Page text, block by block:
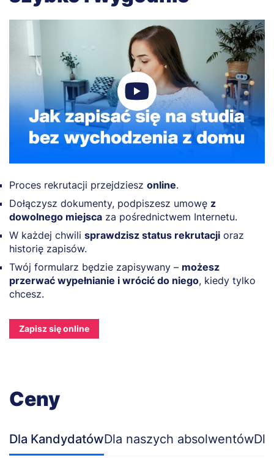
Proces rekrutacji przejdziesz online.
Dołączysz dokumenty, podpiszesz umowę z
dowolnego miejsca za pośrednictwem Internetu.
W każdej chwili sprawdzisz status rekrutacji oraz
historię zapisów.
Twój formularz będzie zapisywany – możesz
przerwać wypełnianie i wrócić do niego, kiedy tylko
chcesz.
Zapisz się online
Ceny
Dla KandydatówDla naszych absolwentów